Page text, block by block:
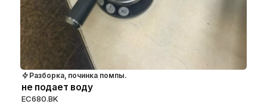
Разборка, починка помпы.
не подает воду
EC680.BK